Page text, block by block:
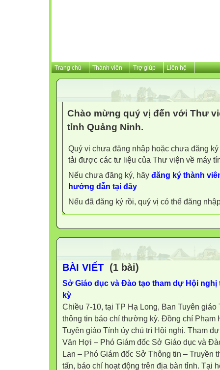
Trang chủ Thành viên Trợ giúp Liên hệ
Chào mừng quý vị đến với Thư
tỉnh Quảng Ninh.
Quý vị chưa đăng nhập hoặc chưa đăng
tải được các tư liệu của Thư viện về máy
Nếu chưa đăng ký, hãy đăng ký thành
hướng dẫn tại đây
Nếu đã đăng ký rồi, quý vị có thể đăng
BÀI VIẾT (1 bài)
Sở Giáo dục và Đào tạo tham dự Hội
kỳ
Chiều 7-10, tại TP Hạ Long, Ban Tuyên
thông tin báo chí thường kỳ. Đồng chí Phạm
Tuyên giáo Tỉnh ủy chủ trì Hội nghị. Tham
Văn Hợi – Phó Giám đốc Sở Giáo dục và
Lan – Phó Giám đốc Sở Thông tin – Truyền
tấn, báo chí hoạt động trên địa bàn tỉnh. Tại